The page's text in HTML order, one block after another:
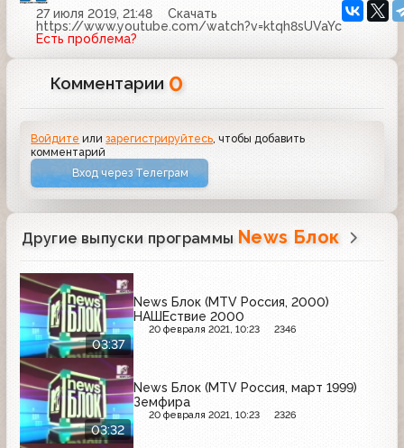
27 июля 2019, 21:48
Скачать
https://www.youtube.com/watch?v=ktqh8sUVaYc
Есть проблема?
Комментарии 0
Войдите илизарегистрируйтесь, чтобы добавить
комментарий
Вход через Телеграм
Другие выпуски программы News Блок
03:37
News Блок (MTV Россия, 2000)
НАШЕствие 2000
20 февраля 2021, 10:23 2346
03:32
News Блок (MTV Россия, март 1999)
Земфира
20 февраля 2021, 10:23 2326